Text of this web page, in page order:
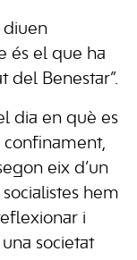
diuen
és el que ha
del Benestar”.
dia en què es
eix d’un
hem
i
societat